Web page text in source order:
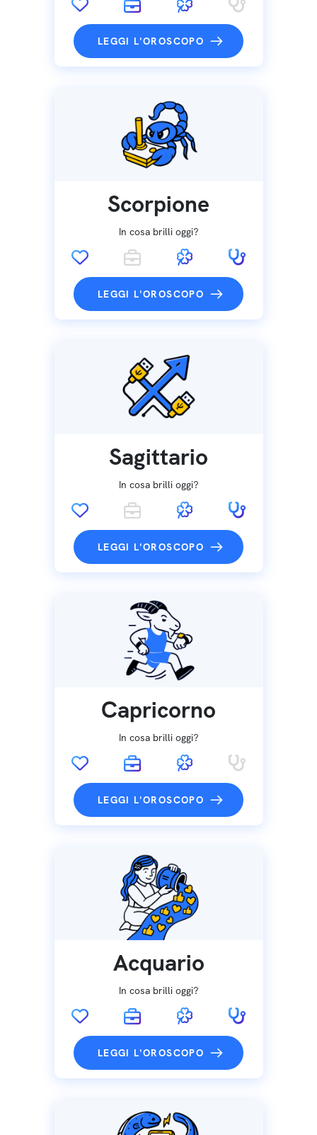
LEGGI L'OROSCOPO
Scorpione
In cosa brilli oggi?
LEGGI L'OROSCOPO
Sagittario
In cosa brilli oggi?
LEGGI L'OROSCOPO
Capricorno
In cosa brilli oggi?
LEGGI L'OROSCOPO
Acquario
In cosa brilli oggi?
LEGGI L'OROSCOPO